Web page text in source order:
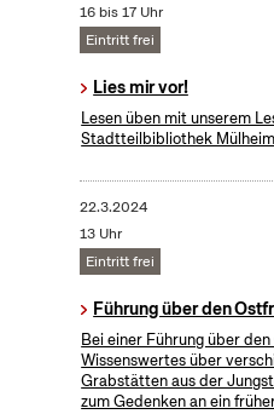
16 bis 17 Uhr
Eintritt frei
Lies mir vor!
Lesen üben mit unserem
Stadtteilbibliothek Mülheim
22.3.2024
13 Uhr
Eintritt frei
Führung über den
Bei einer Führung über
Wissenswertes über
Grabstätten aus der
zum Gedenken an ein